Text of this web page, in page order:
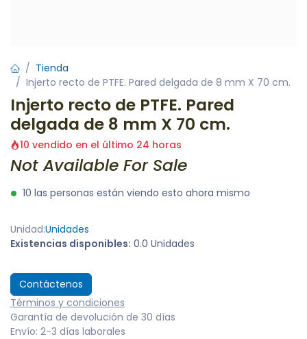
Tienda
Injerto recto de PTFE. Pared delgada de 8 mm X 70 cm.
Injerto recto de PTFE. Pared
delgada de 8 mm X 70 cm.
10 vendido en el último 24 horas
Not Available For Sale
10 las personas están viendo esto ahora mismo
Unidad:Unidades
Existencias disponibles: 0.0 Unidades
Contáctenos
Términos y condiciones
Garantía de devolución de 30 días
Envío: 2-3 días laborales